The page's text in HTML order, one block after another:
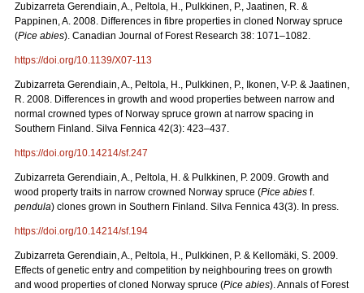
Zubizarreta Gerendiain, A., Peltola, H., Pulkkinen, P., Jaatinen, R. &
Pappinen, A. 2008. Differences in fibre properties in cloned Norway spruce
(Pice abies). Canadian Journal of Forest Research 38: 1071–1082.
https://doi.org/10.1139/X07-113
Zubizarreta Gerendiain, A., Peltola, H., Pulkkinen, P., Ikonen, V-P. & Jaatinen,
R. 2008. Differences in growth and wood properties between narrow and
normal crowned types of Norway spruce grown at narrow spacing in
Southern Finland. Silva Fennica 42(3): 423–437.
https://doi.org/10.14214/sf.247
Zubizarreta Gerendiain, A., Peltola, H. & Pulkkinen, P. 2009. Growth and
wood property traits in narrow crowned Norway spruce (Pice abies f.
pendula) clones grown in Southern Finland. Silva Fennica 43(3). In press.
https://doi.org/10.14214/sf.194
Zubizarreta Gerendiain, A., Peltola, H., Pulkkinen, P. & Kellomäki, S. 2009.
Effects of genetic entry and competition by neighbouring trees on growth
and wood properties of cloned Norway spruce (Pice abies). Annals of Forest